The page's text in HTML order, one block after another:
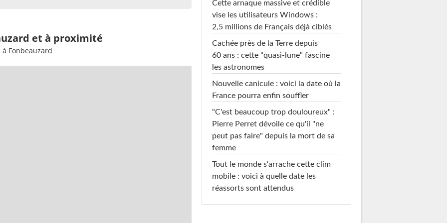
et à proximité
Fonbeauzard
Cette arnaque massive et crédible
vise les utilisateurs Windows :
2,5 millions de Français déjà ciblés
Cachée près de la Terre depuis
60 ans : cette "quasi-lune" fascine
les astronomes
Nouvelle canicule : voici la date où la
France pourra enfin souffler
"C'est beaucoup trop douloureux" :
Pierre Perret dévoile ce qu'il "ne
peut pas faire" depuis la mort de sa
femme
Tout le monde s'arrache cette clim
mobile : voici à quelle date les
réassorts sont attendus